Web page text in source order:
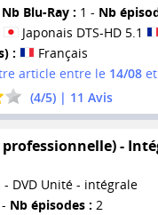
Nb Blu-Ray : 1 - Nb
Japonais DTS-HD 5.1
:
Français
article entre le 14/08et
(4/5) | 11 Avis
professionnelle) -
- DVD Unité - intégrale
Nb épisodes : 2